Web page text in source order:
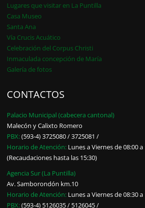
Lugares que visitar en La Puntilla
Casa Museo
Santa Ana
Vía Crucis Acuático
Celebración del Corpus Christi
Inmaculada concepción de María
Galería de fotos
CONTACTOS
Palacio Municipal (cabecera cantonal)
Malecón y Calixto Romero
PBX:(593-4) 3725080 / 3725081 /
Horario de Atención: Lunes a Viernes de 08:00 a
(Recaudaciones hasta las 15:30)
Agencia Sur (La Puntilla)
Av. Samborondón km.10
Horario de Atención: Lunes a Viernes de 08:30 a
PBX:(593-4) 5126035 / 5126045 /